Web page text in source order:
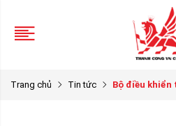
Trang chủ Tin tức Bộ điều